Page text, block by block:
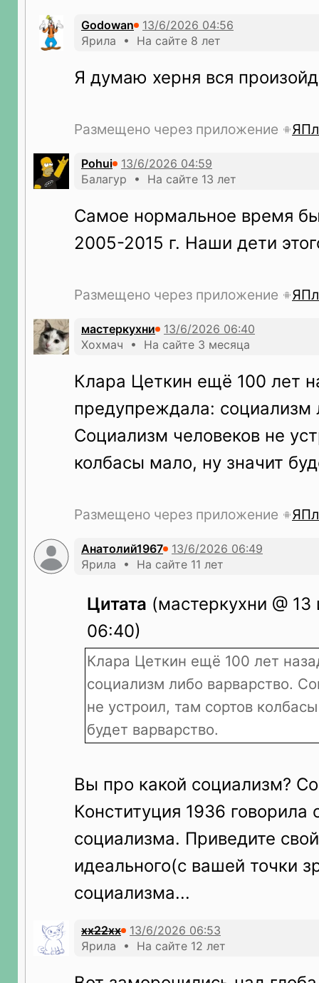
Godowan
Ярила • На сайте 8 лет
Я думаю херня вся
Размещено через приложение
Pohui
Балагур • На сайте 13 лет
Самое нормальное время
2005-2015 г. Наши дети
Размещено через приложение
мастеркухни
Хохмач • На сайте 3 месяца
Клара Цеткин ещё 100 лет
предупреждала: социализм
Социализм человеков не
колбасы мало, ну значит
Размещено через приложение
Анатолий1967
Ярила • На сайте 11 лет
Цитата (мастеркухни @
06:40)
Клара Цеткин ещё 100 лет
социализм либо варварство.
не устроил, там сортов
будет варварство.
Вы про какой социализм?
Конституция 1936 говорила
социализма. Приведите
идеального(с вашей точки
социализма...
xx22xx
Ярила • На сайте 12 лет